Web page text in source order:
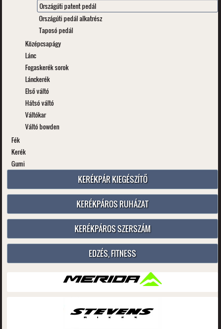
Országúti patent pedál
Országúti pedál alkatrész
Taposó pedál
Középcsapágy
Lánc
Fogaskerék sorok
Lánckerék
Első váltó
Hátsó váltó
Váltókar
Váltó bowden
Fék
Kerék
Gumi
KERÉKPÁR KIEGÉSZÍTŐ
KERÉKPÁROS RUHÁZAT
KERÉKPÁROS SZERSZÁM
EDZÉS, FITNESS